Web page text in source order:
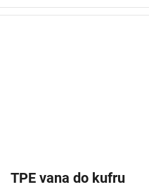
TPE vana do kufru